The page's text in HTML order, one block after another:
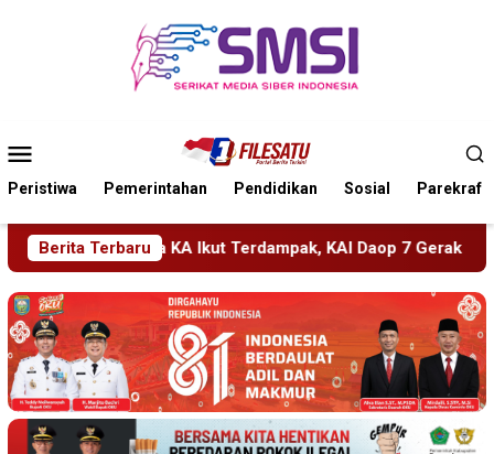
Mobile
Peristiwa Pemerintahan Pendidikan Sosial Parekraf
Berita Terbaru
KAI Daop 7 Gerak Cepat Pulihkan Layanan PMR